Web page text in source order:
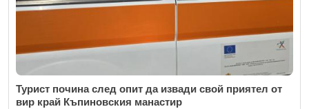
Турист почина след опит да извади свой приятел от
вир край Къпиновския манастир